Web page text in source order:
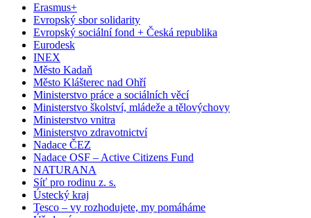
Erasmus+
Evropský sbor solidarity
Evropský sociální fond + Česká republika
Eurodesk
INEX
Město Kadaň
Město Klášterec nad Ohří
Ministerstvo práce a sociálních věcí
Ministerstvo školství, mládeže a tělovýchovy
Ministerstvo vnitra
Ministerstvo zdravotnictví
Nadace ČEZ
Nadace OSF – Active Citizens Fund
NATURANA
Síť pro rodinu z. s.
Ústecký kraj
Tesco – vy rozhodujete, my pomáháme